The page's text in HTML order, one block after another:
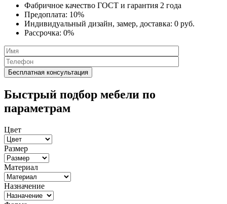
Фабричное качество ГОСТ и гарантия 2 года
Предоплата: 10%
Индивидуальный дизайн, замер, доставка: 0 руб.
Рассрочка: 0%
Быстрый подбор мебели по
параметрам
Цвет
Размер
Материал
Назначение